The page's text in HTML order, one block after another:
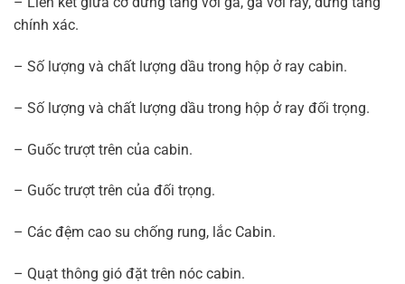
chính xác.
– Số lượng và chất lượng dầu trong hộp ở ray cabin.
– Số lượng và chất lượng dầu trong hộp ở ray đối trọng.
– Guốc trượt trên của cabin.
– Guốc trượt trên của đối trọng.
– Các đệm cao su chống rung, lắc Cabin.
– Quạt thông gió đặt trên nóc cabin.